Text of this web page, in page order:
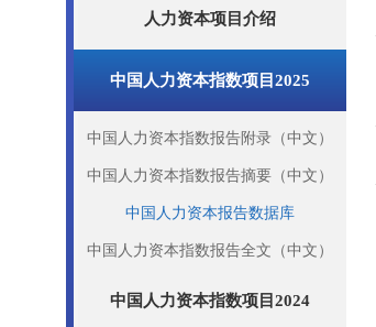
人力资本项目介绍
中国人力资本指数项目2025
中国人力资本指数报告附录（中文）
中国人力资本指数报告摘要（中文）
中国人力资本报告数据库
中国人力资本指数报告全文（中文）
中国人力资本指数项目2024